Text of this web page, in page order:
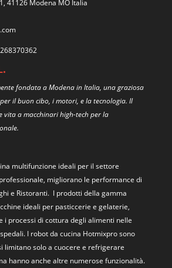
41126 Modena MO Italia
fondata a Modena in Italia, una graziosa
il buon cibo, i motori, e la tecnologia. Il
vita a macchinari high-tech per la
multifunzione ideali per il settore
migliorano le performance di
e Ristoranti. I prodotti della gamma
ideali per pasticcerie e gelaterie,
i processi di cottura degli alimenti nelle
I robot da cucina Hotmixpro sono
limitano solo a cuocere e refrigerare
hanno anche altre numerose funzionalità.